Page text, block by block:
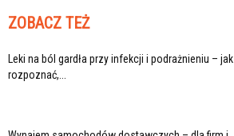
ZOBACZ TEŻ
Leki na ból gardła przy infekcji i podrażnieniu – jak
rozpoznać,...